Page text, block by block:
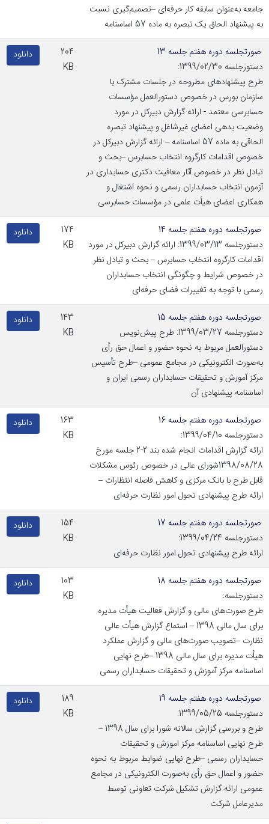
جامعه به‌عنوان سابقه کار حرفه‌ای –تصمیم‌گیری نسبت
به پیشنهاد الحاق یک تبصره به ماده 57 اساسنامه
صورتجلسه دوره هفتم جلسه 13
دستورجلسه 1399/02/30:
طرح پیشنهادهای مطروحه در جلسات مشترک با
سازمان بورس در خصوص دستورالعمل مؤسسات
حسابرسی معتمد - ارائه گزارش دبیرکل در مورد
وضعیت بدهی اعضای غیرشاغل و پیشنهاد تبصره
الحاقی به ماده 57 اساسنامه – ارائه گزارش دبیرکل در
خصوص اقدامات کارگروه انتخاب حسابرس –بحث و
تبادل نظر در خصوص آثار معافیت دکتری حسابداری در
آزمون انتخاب حسابداران رسمی و نحوه اشتغال و
همکاری اعضای هیأت علمی در مؤسسات حسابرسی
204
KB
دانلود
صورتجلسه دوره هفتم جلسه 14
دستورجلسه 1399/03/13: ارائه گزارش دبیرکل در مورد
اقدامات کارگروه انتخاب حسابرس – بحث و تبادل نظر
در خصوص شرایط و چگونگی انتخاب حسابداران
رسمی با توجه به تغییرات فضای حرفه‌ای
174
KB
دانلود
صورتجلسه دوره هفتم جلسه 15
دستورجلسه 1399/03/27: طرح پیش‌نویس
دستورالعمل مربوط به نحوه حضور و اعمال حق رأی
به‌صورت الکترونیکی در مجامع عمومی –طرح تأسیس
مرکز آمورش و تحقیقات حسابداران رسمی ایران و
اساسنامه پیشنهادی آن
143
KB
دانلود
صورتجلسه دوره هفتم جلسه 16
دستورجلسه 1399/04/10:
ارائه گزارش اقدامات انجام شده بند 2-2 جلسه مورخ
1398/08/28شورای عالی در خصوص رئوس مشکلات
قابل طرح با بانک مرکزی و کاهش فاصله انتظارات –
ارائه طرح پیشنهادی تحول امور نظارت حرفه‌ای
163
KB
دانلود
صورتجلسه دوره هفتم جلسه 17
دستورجلسه 1399/04/24:
ارائه طرح پیشنهادی تحول امور نظارت حرفه‌ای
154
KB
دانلود
صورتجلسه دوره هفتم جلسه 18
دستورجلسه:
طرح صورت‌های مالی و گزارش فعالیت هیأت مدیره
برای سال مالی 1398 – استماع گزارش هیأت عالی
نظارت –تصویب صورت‌های مالی و گزارش عملکرد
هیأت مدیره برای سال مالی 1398 –طرح نهایی
اساسنامه مرکز آموزش و تحقیقات حسابداران رسمی
103
KB
دانلود
صورتجلسه دوره هفتم جلسه 19
دستورجلسه 1399/05/25:
طرح و بررسی گزارش سالانه شورا برای سال 1398 –
طرح نهایی اساسنامه مرکز اموزش و تحقیقات
حسابداران رسمی –طرح نهایی ضوابط مربوط به نحوه
حضور و اعمال حق رأی به‌صورت الکترونیکی در مجامع
عمومی ارائه گزارش تشکیل شرکت تعاونی توسط
مدیرعامل شرکت
189
KB
دانلود